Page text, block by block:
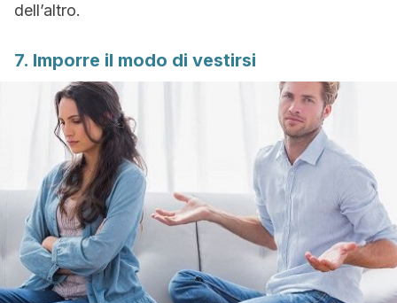
dell’altro.
7. Imporre il modo di vestirsi